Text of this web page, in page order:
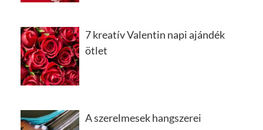
7 kreatív Valentin napi ajándék
ötlet
A szerelmesek hangszerei